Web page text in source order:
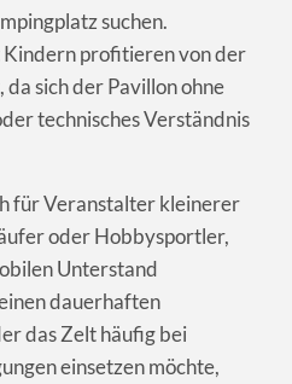
suchen.
Kindern profitieren von der
sich der Pavillon ohne
technisches Verständnis
für Veranstalter kleinerer
oder Hobbysportler,
Unterstand
dauerhaften
das Zelt häufig bei
einsetzen möchte,